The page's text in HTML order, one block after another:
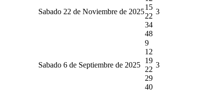
Sabado 22 de Noviembre de 2025
15
22
34
48
3
Sabado 6 de Septiembre de 2025
9
12
19
22
29
40
3